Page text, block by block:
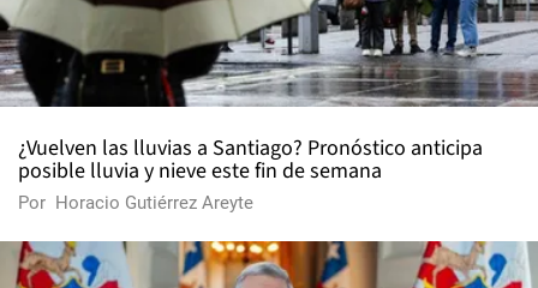
¿Vuelven las lluvias a Santiago? Pronóstico anticipa
posible lluvia y nieve este fin de semana
Por Horacio Gutiérrez Areyte